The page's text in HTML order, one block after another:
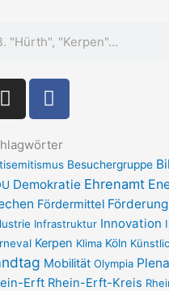
I
n
t
a
g
r
a
m
F
a
e
b
o
o
k
-
f
Besuchergruppe
Demokratie Ehrenamt
Fördermittel Förderung
Infrastruktur Innovation
Kerpen Klima Köln
Mobilität Olympia
Erft Rhein-Erft-Kreis